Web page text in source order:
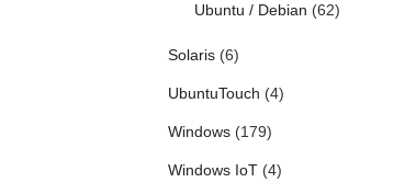
Ubuntu / Debian (62)
Solaris(6)
UbuntuTouch (4)
Windows(179)
Windows IoT(4)